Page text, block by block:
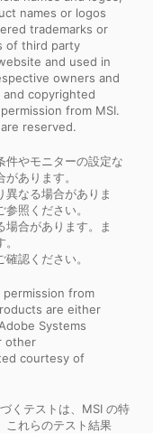
names or logos
trademarks or
of third party
and used in
owners and
and copyrighted
from MSI.
reserved.
件やモニターの設定な
あります。
なる場合がありま
照ください。
合があります。ま
認ください。
from
are either
Systems
other
courtesy of
くテストは、MSI の特
これらのテスト結果